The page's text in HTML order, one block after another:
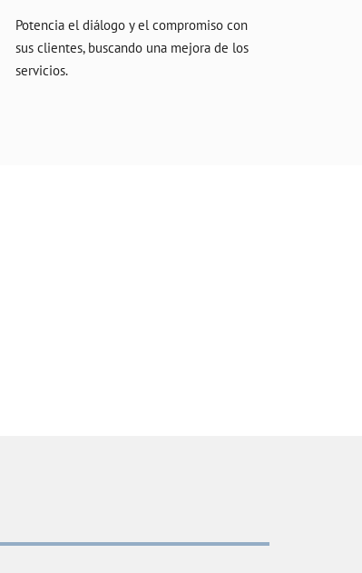
Potencia el diálogo y el compromiso con
sus clientes, buscando una mejora de los
servicios.